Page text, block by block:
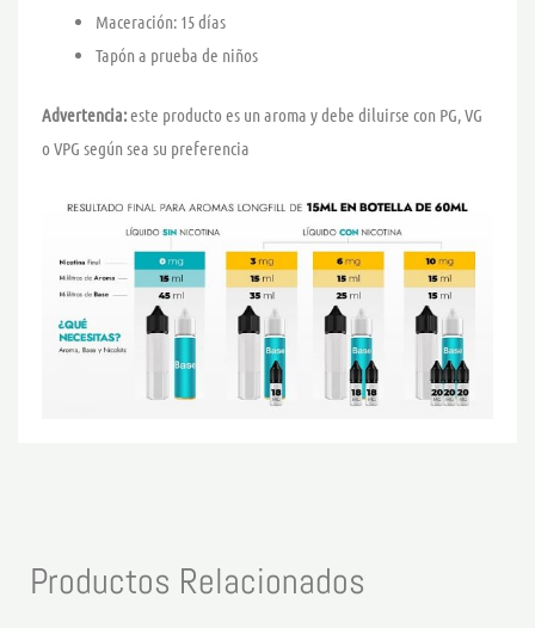
Maceración: 15 días
Tapón a prueba de niños
Advertencia:este producto es un aroma y debe diluirse con PG, VG
o VPG según sea su preferencia
Productos Relacionados